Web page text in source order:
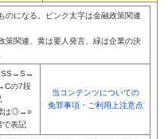
になる。ピンク太字は金融政策関連
策関連、黄は要人発言、緑は企業の決
SS→S→
の7段
は◎→○
表記
当コンテンツについての
免罪事項・ご利用上注意点